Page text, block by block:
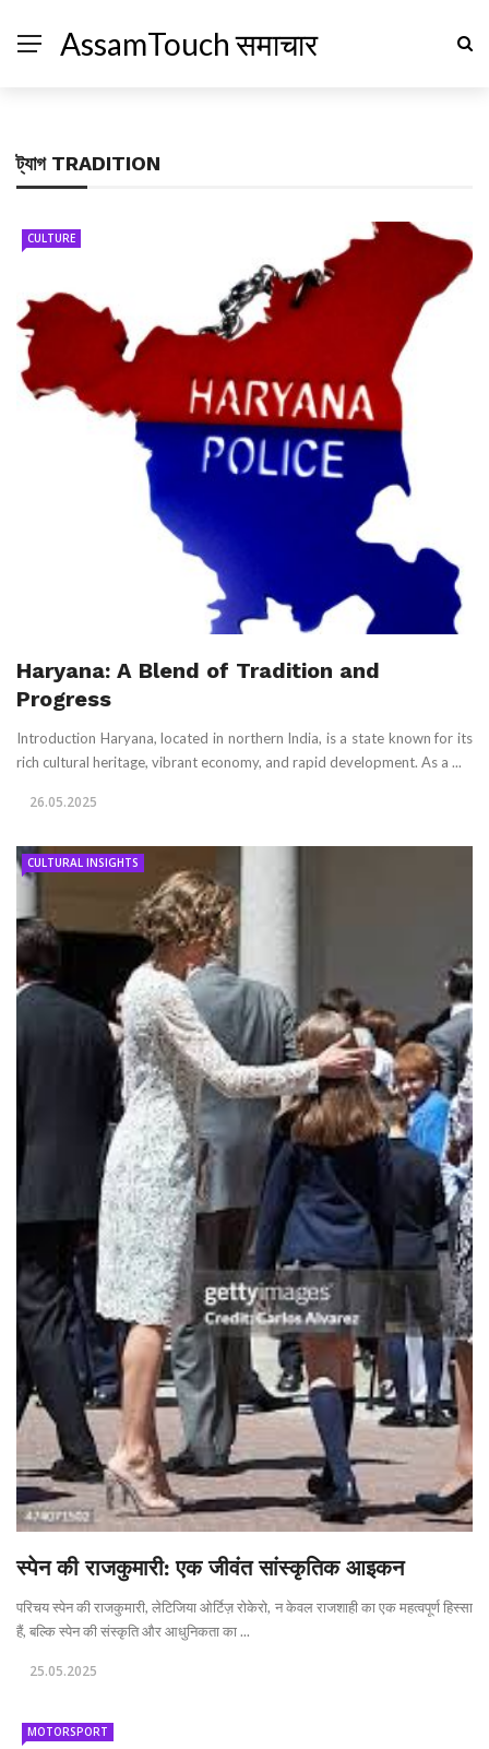
AssamTouch समाचार
ট্যাগ TRADITION
CULTURE
Haryana: A Blend of Tradition and
Progress
Introduction Haryana, located in northern India, is a state known for its
rich cultural heritage, vibrant economy, and rapid development. As a ...
26.05.2025
CULTURAL INSIGHTS
स्पेन की राजकुमारी: एक जीवंत सांस्कृतिक आइकन
परिचय स्पेन की राजकुमारी, लेटिजिया ओर्टिज़ रोकेरो, न केवल राजशाही का एक महत्वपूर्ण हिस्सा
हैं, बल्कि स्पेन की संस्कृति और आधुनिकता का ...
25.05.2025
MOTORSPORT